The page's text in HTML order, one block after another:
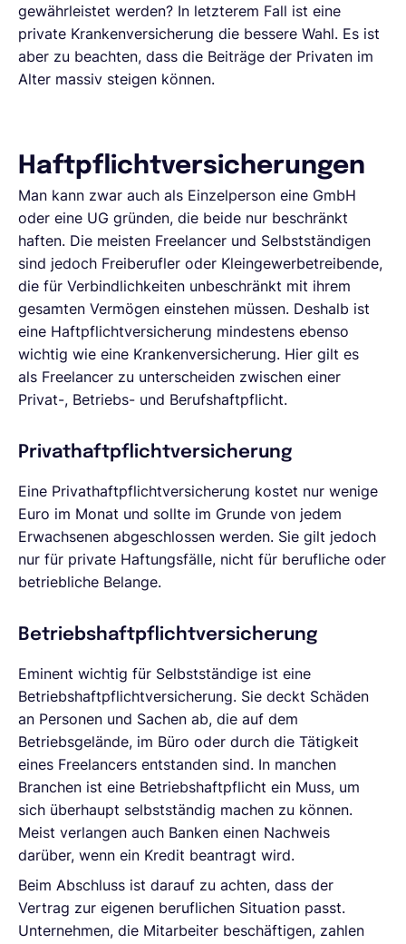
gewährleistet werden? In letzterem Fall ist eine
private Krankenversicherung die bessere Wahl. Es ist
aber zu beachten, dass die Beiträge der Privaten im
Alter massiv steigen können.
Haftpflichtversicherungen
Man kann zwar auch als Einzelperson eine GmbH
oder eine UG gründen, die beide nur beschränkt
haften. Die meisten Freelancer und Selbstständigen
sind jedoch Freiberufler oder Kleingewerbetreibende,
die für Verbindlichkeiten unbeschränkt mit ihrem
gesamten Vermögen einstehen müssen. Deshalb ist
eine Haftpflichtversicherung mindestens ebenso
wichtig wie eine Krankenversicherung. Hier gilt es
als Freelancer zu unterscheiden zwischen einer
Privat-, Betriebs- und Berufshaftpflicht.
Privathaftpflichtversicherung
Eine Privathaftpflichtversicherung kostet nur wenige
Euro im Monat und sollte im Grunde von jedem
Erwachsenen abgeschlossen werden. Sie gilt jedoch
nur für private Haftungsfälle, nicht für berufliche oder
betriebliche Belange.
Betriebshaftpflichtversicherung
Eminent wichtig für Selbstständige ist eine
Betriebshaftpflichtversicherung. Sie deckt Schäden
an Personen und Sachen ab, die auf dem
Betriebsgelände, im Büro oder durch die Tätigkeit
eines Freelancers entstanden sind. In manchen
Branchen ist eine Betriebshaftpflicht ein Muss, um
sich überhaupt selbstständig machen zu können.
Meist verlangen auch Banken einen Nachweis
darüber, wenn ein Kredit beantragt wird.
Beim Abschluss ist darauf zu achten, dass der
Vertrag zur eigenen beruflichen Situation passt.
Unternehmen, die Mitarbeiter beschäftigen, zahlen